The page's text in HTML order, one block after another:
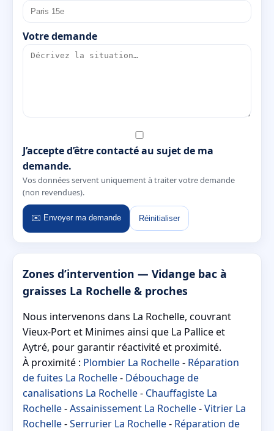
Votre demande
J’accepte d’être contacté au sujet de ma
demande.
Vos données servent uniquement à traiter votre demande
(non revendues).
✉️ Envoyer ma demande Réinitialiser
Zones d’intervention — Vidange bac à
graisses La Rochelle & proches
Nous intervenons dans La Rochelle, couvrant
Vieux-Port et Minimes ainsi que La Pallice et
Aytré, pour garantir réactivité et proximité.
À proximité : Plombier La Rochelle- Réparation
de fuites La Rochelle- Débouchage de
canalisations La Rochelle- Chauffagiste La
Rochelle-Assainissement La Rochelle-Vitrier La
Rochelle-Serrurier La Rochelle- Réparation de